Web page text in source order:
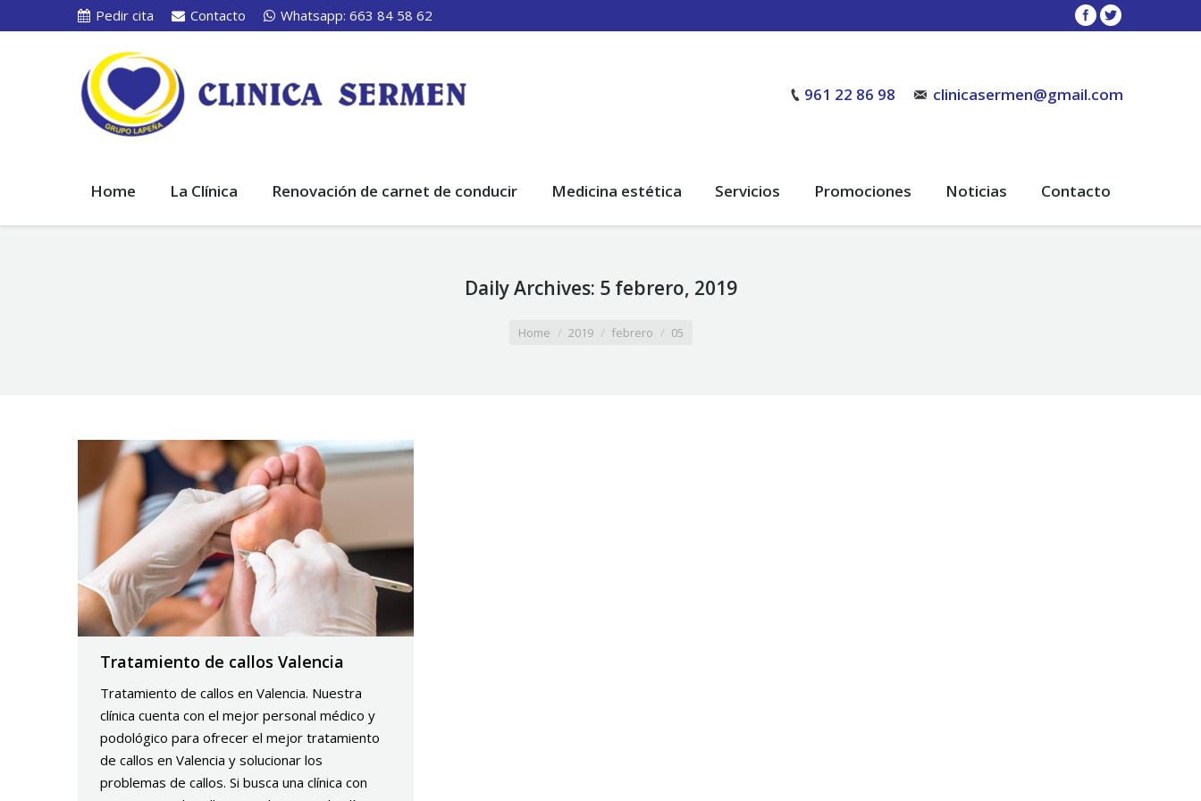
Pedir cita Contacto Whatsapp: 663 84 58 62
961 22 86 98 clinicasermen@gmail.com
Home La Clínica Renovación de carnet de conducir Medicina estética Servicios Promociones Noticias Contacto
Daily Archives: 5 febrero, 2019
Home 2019 febrero 05
Tratamiento de callos Valencia
Tratamiento de callos en Valencia. Nuestra
clínica cuenta con el mejor personal médico y
podológico para ofrecer el mejor tratamiento
de callos en Valencia y solucionar los
problemas de callos. Si busca una clínica con